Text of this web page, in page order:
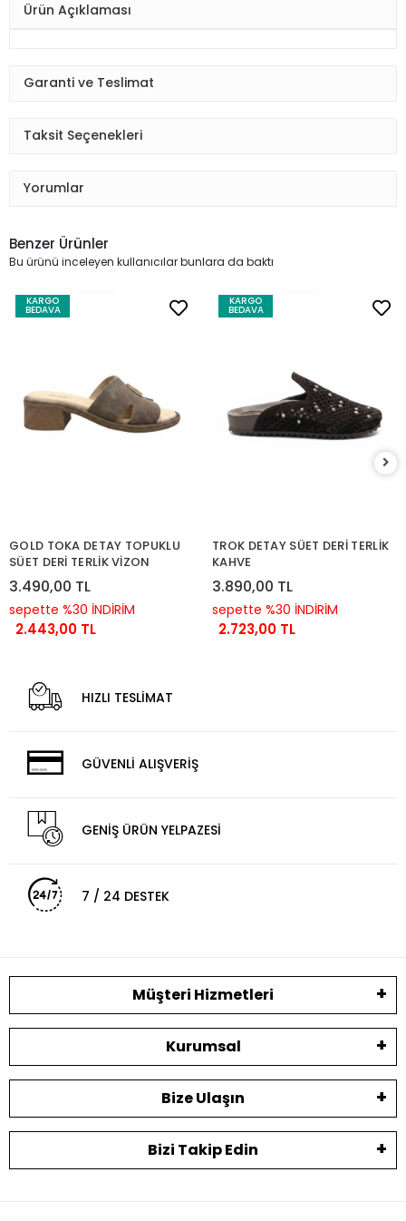
Ürün Açıklaması
Garanti ve Teslimat
Taksit Seçenekleri
Yorumlar
Benzer Ürünler
Bu ürünü inceleyen kullanıcılar bunlara da baktı
KARGO
BEDAVA
GOLD TOKA DETAY TOPUKLU
SÜET DERİ TERLİK VİZON
3.490,00 TL
sepette %30 İNDİRİM
2.443,00 TL
KARGO
BEDAVA
TROK DETAY SÜET DERİ TERLİK
KAHVE
3.890,00 TL
sepette %30 İNDİRİM
2.723,00 TL
HIZLI TESLİMAT
GÜVENLİ ALIŞVERİŞ
GENİŞ ÜRÜN YELPAZESİ
7 / 24 DESTEK
Müşteri Hizmetleri
Kurumsal
Bize Ulaşın
Bizi Takip Edin